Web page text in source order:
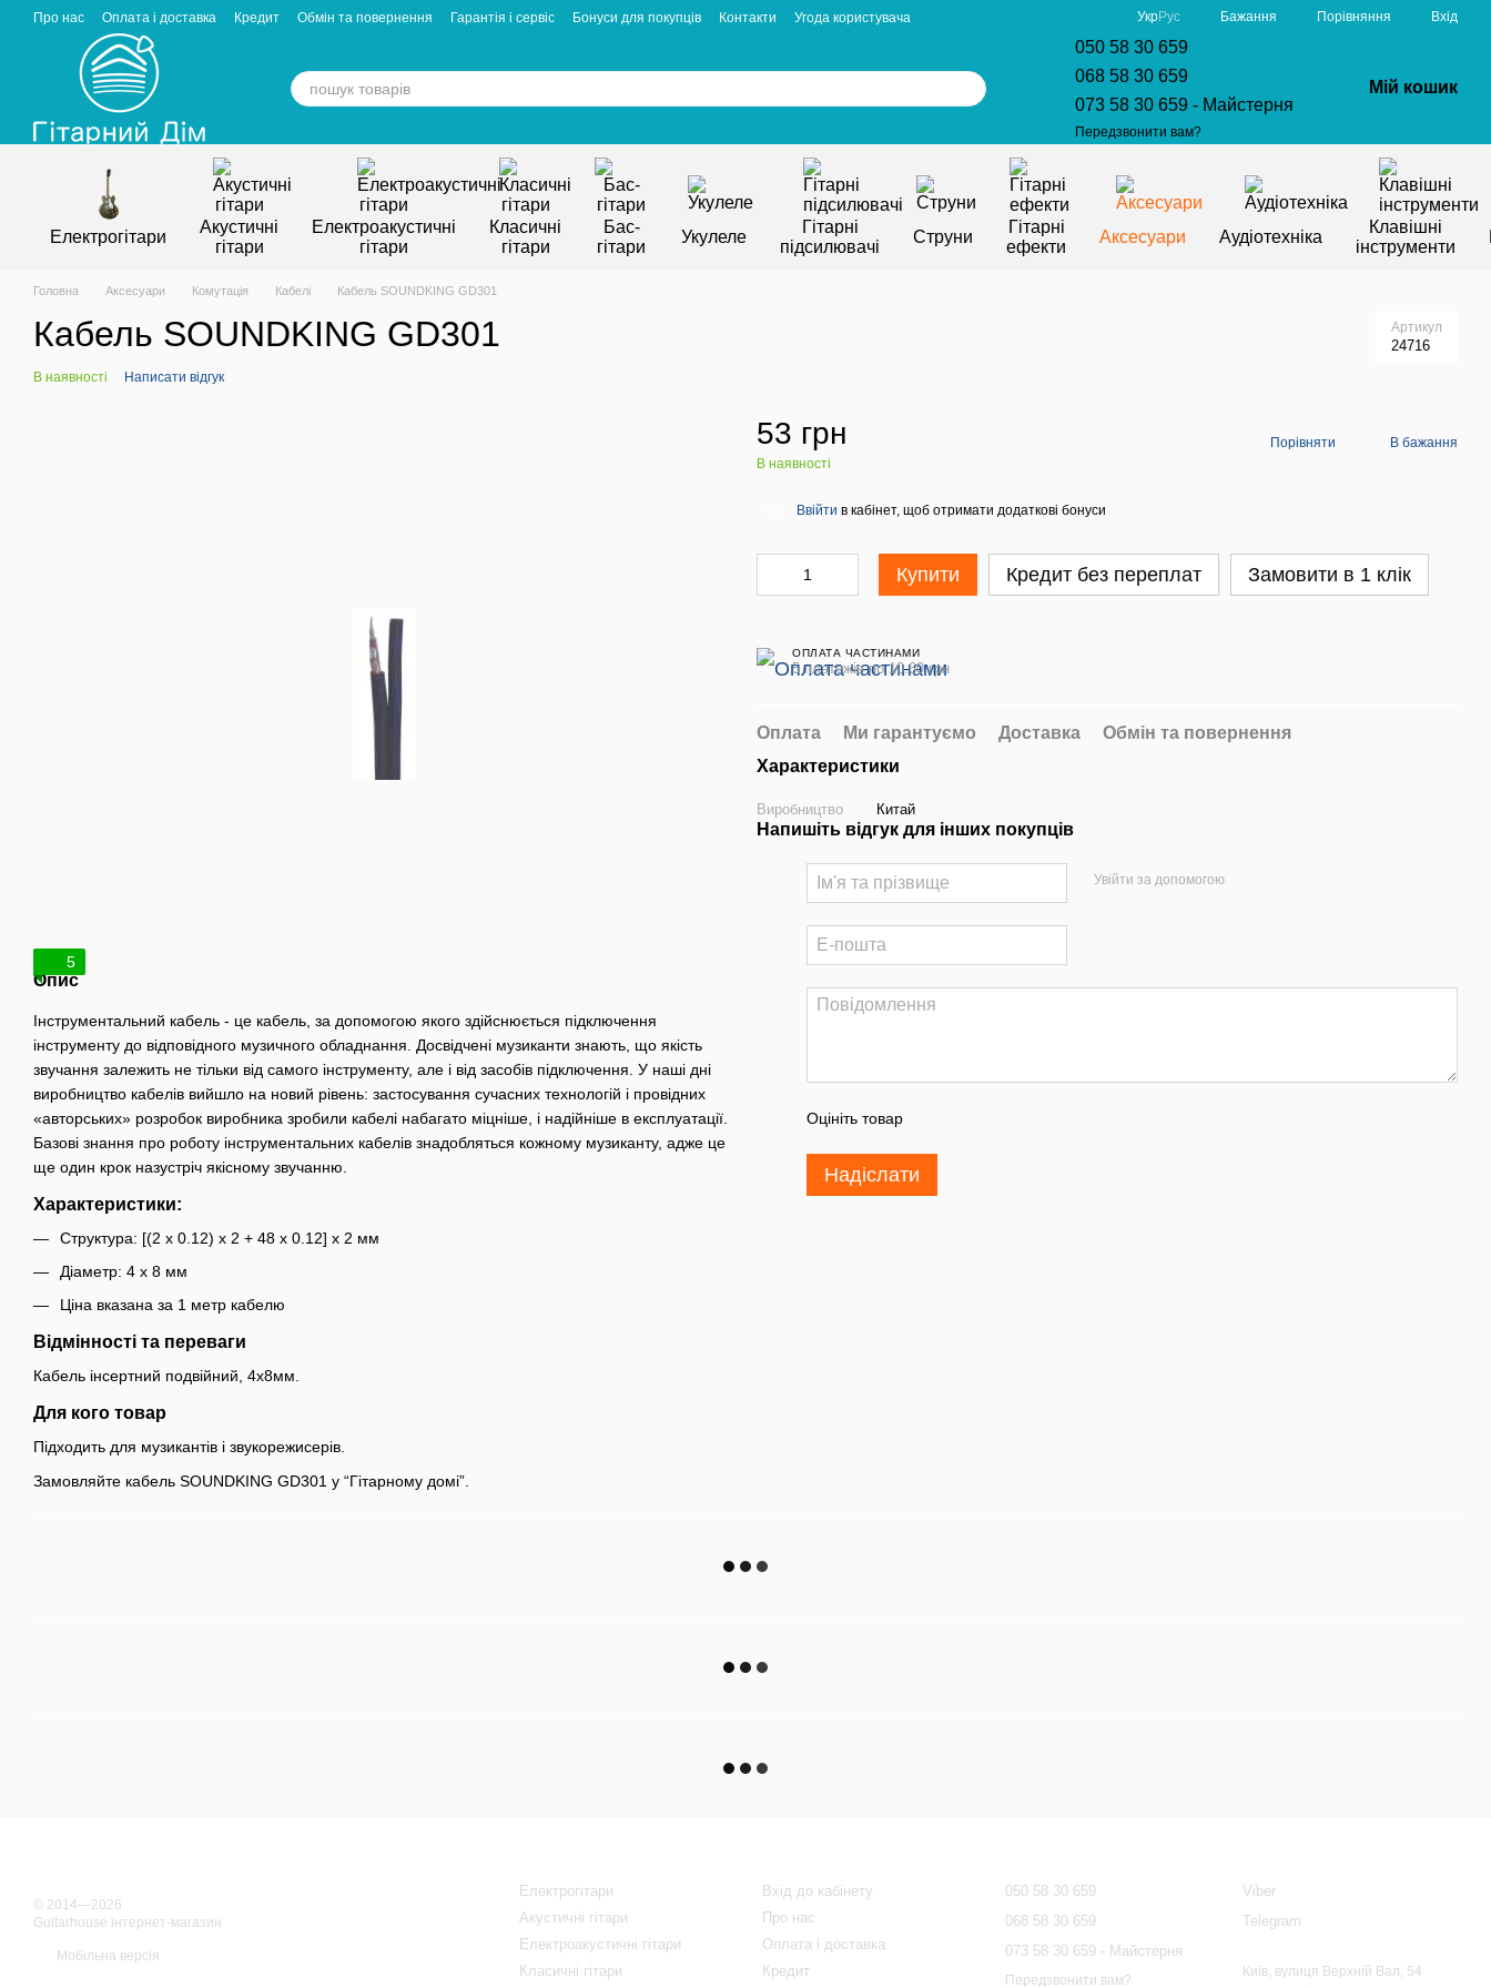
Перейти к основному контенту
Про нас Оплата і доставка Кредит Обмін та повернення Гарантія і сервіс Бонуси для покупців Контакти
Угода користувача
Відгуки про магазин
УкрРус Бажання Порівняння Вхід
050 58 30 659
068 58 30 659
073 58 30 659 - Майстерня
Передзвонити вам?
Мій кошик
Електрогітари
Акустичні
гітари
Електроакустичні
гітари
Класичні
гітари
Бас-
гітари
Укулеле
Гітарні
підсилювачі
Струни
Гітарні
ефекти
Аксесуари Аудіотехніка
Клавішні
інструменти
Головна Аксесуари Комутація Кабелі Кабель SOUNDKING GD301
Кабель SOUNDKING GD301 Артикул
24716
В наявності Написати відгук
5
Опис
Інструментальний кабель - це кабель, за допомогою якого здійснюється підключення
інструменту до відповідного музичного обладнання. Досвідчені музиканти знають, що якість
звучання залежить не тільки від самого інструменту, але і від засобів підключення. У наші дні
виробництво кабелів вийшло на новий рівень: застосування сучасних технологій і провідних
«авторських» розробок виробника зробили кабелі набагато міцніше, і надійніше в експлуатації.
Базові знання про роботу інструментальних кабелів знадобляться кожному музиканту, адже це
ще один крок назустріч якісному звучанню.
Характеристики:
Структура: [(2 х 0.12) x 2 + 48 x 0.12] x 2 мм
Діаметр: 4 х 8 мм
Ціна вказана за 1 метр кабелю
Відмінності та переваги
Кабель інсертний подвійний, 4х8мм.
Для кого товар
Підходить для музикантів і звукорежисерів.
Замовляйте кабель SOUNDKING GD301 у “Гітарному домі”.
53 грн
В наявності
Порівняти В бажання
Ввійти в кабінет, щоб отримати додаткові бонуси
Купити Кредит без переплат Замовити в 1 клік
ОПЛАТА ЧАСТИНАМИ
5 платежів по 10.60 грн
Оплата Ми гарантуємо Доставка
Обмін та повернення
Характеристики
Виробництво Китай
Напишіть відгук для інших покупців
Увійти за допомогою
Оцініть товар
Надіслати
© 2014—2026
Guitarhouse інтернет-магазин
Мобільна версія
Електрогітари
Акустичні гітари
Електроакустичні гітари
Класичні гітари
Вхід до кабінету
Про нас
Оплата і доставка
Кредит
050 58 30 659
068 58 30 659
073 58 30 659 - Майстерня
Передзвонити вам?
Viber
Telegram
Київ, вулиця Верхній Вал, 54